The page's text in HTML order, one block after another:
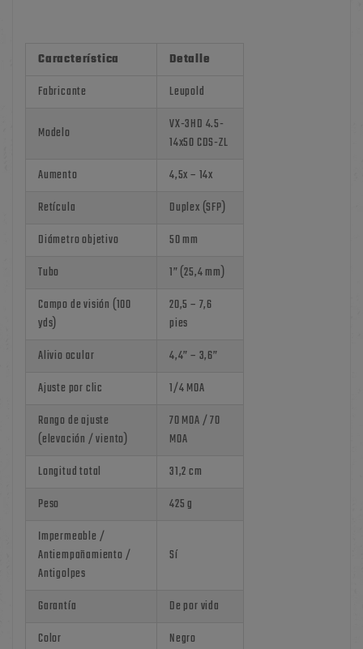
Característica
Detalle
Fabricante
Leupold
Modelo
VX-3HD 4.5-
14x50 CDS-ZL
Aumento
4,5x – 14x
Retícula
Duplex (SFP)
Diámetro objetivo
50 mm
Tubo
1” (25,4 mm)
Campo de visión (100
yds)
20,5 – 7,6
pies
Alivio ocular
4,4” – 3,6”
Ajuste por clic
1/4 MOA
Rango de ajuste
(elevación / viento)
70 MOA / 70
MOA
Longitud total
31,2 cm
Peso
425 g
Impermeable /
Antiempañamiento /
Antigolpes
Sí
Garantía
De por vida
Color
Negro